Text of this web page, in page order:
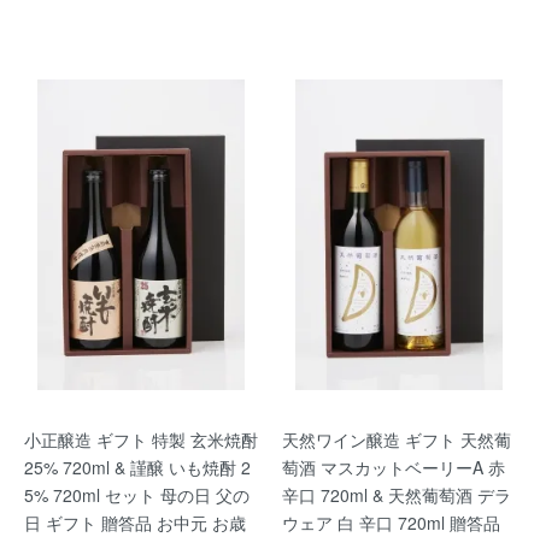
小正醸造 ギフト 特製 玄米焼酎
25% 720ml & 謹醸 いも焼酎 2
5% 720ml セット 母の日 父の
日 ギフト 贈答品 お中元 お歳
天然ワイン醸造 ギフト 天然葡
萄酒 マスカットベーリーA 赤
辛口 720ml & 天然葡萄酒 デラ
ウェア 白 辛口 720ml 贈答品